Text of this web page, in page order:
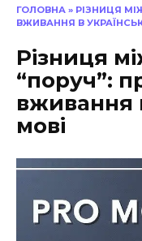
ГОЛОВНА » РІЗНИЦЯ
ВЖИВАННЯ В
Різниця
“поруч”:
вживання
мові